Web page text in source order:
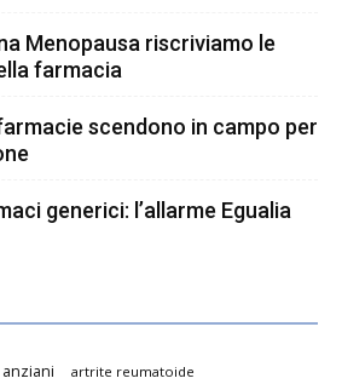
Menopausa riscriviamo le
farmacia
scendono in campo per
generici: l’allarme Egualia
anziani artrite reumatoide